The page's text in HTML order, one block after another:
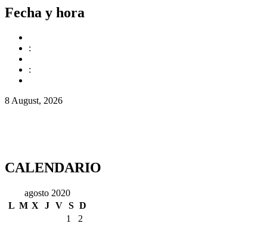
Fecha y hora
:
:
8 August, 2026
CALENDARIO
agosto 2020
L M X J V S D
1
2